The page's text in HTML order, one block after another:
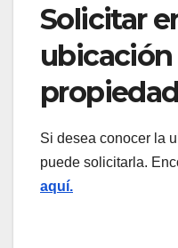
Solicitar
ubicación
propiedad
Si desea conocer la
puede solicitarla.
aquí.